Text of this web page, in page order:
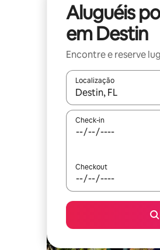
Aluguéis
em Destin
Encontre e reserve
Localização
Quando os
Check-in
Checkout